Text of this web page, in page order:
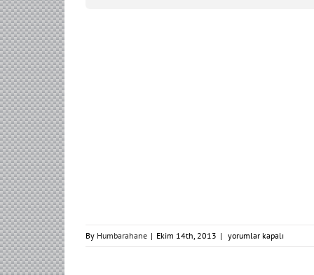
By Humbarahane | Ekim 14th, 2013 | portfolio_3
yorumlar kapalı